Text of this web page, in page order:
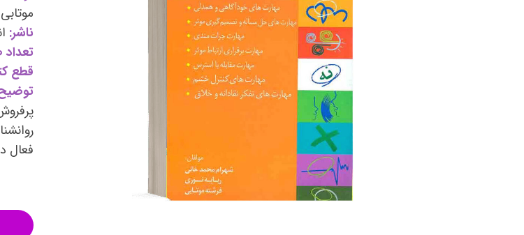
منابع آزمون استخدامی آموزگار ابتدایی
روانکاوی
کتب توانبخشی
آزمونهای روانشناسی (تست شخصیت)
کتب
کتب
کتب فن
موتابی
ناشر:
قطع
فعال